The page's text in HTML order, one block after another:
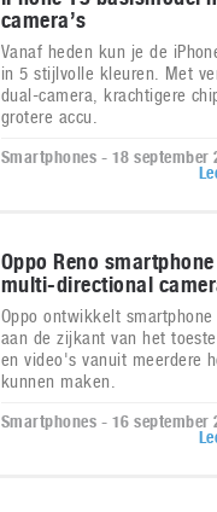
camera’s
Vanaf heden kun je de
in 5 stijlvolle kleuren. Met
dual-camera, krachtigere
grotere accu.
Smartphones - 18 september
Oppo Reno
multi-directional
Oppo ontwikkelt smartphone
aan de zijkant van het
en video's vanuit meerdere
kunnen maken.
Smartphones - 16 september